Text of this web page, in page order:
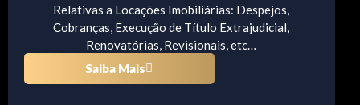
Relativas a Locações Imobiliárias: Despejos,
Cobranças, Execução de Título Extrajudicial,
Renovatórias, Revisionais, etc…
Saiba Mais